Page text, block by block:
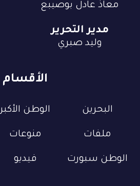
الأقسام
البحرين الوطن الأكبر
ملفات منوعات
الوطن سبورت فيديو
معاذ عادل بوصيبع
مدير التحرير
وليد صبري